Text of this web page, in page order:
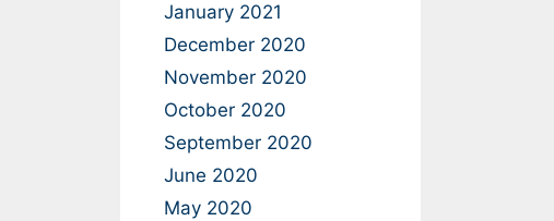
January 2021
December 2020
November 2020
October 2020
September 2020
June 2020
May 2020